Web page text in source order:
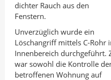
dichter Rauch aus den
Fenstern.
Unverzüglich wurde ein
Löschangriff mittels C-Rohr
Innenbereich durchgeführt.
war sowohl die Kontrolle
betroffenen Wohnung auf